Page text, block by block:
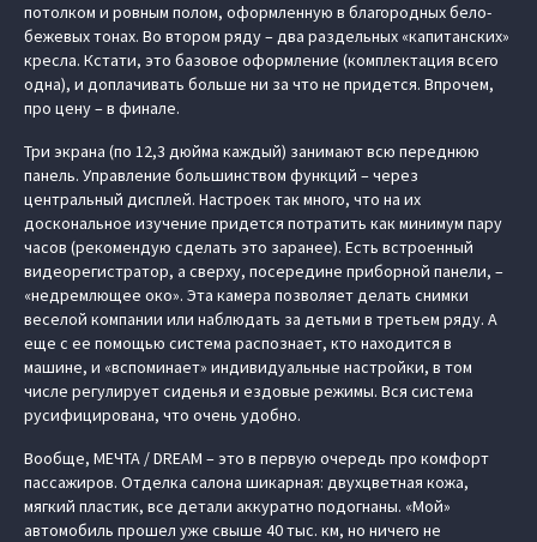
потолком и ровным полом, оформленную в благородных бело-
бежевых тонах. Во втором ряду – два раздельных «капитанских»
кресла. Кстати, это базовое оформление (комплектация всего
одна), и доплачивать больше ни за что не придется. Впрочем,
про цену – в финале.
Три экрана (по 12,3 дюйма каждый) занимают всю переднюю
панель. Управление большинством функций – через
центральный дисплей. Настроек так много, что на их
доскональное изучение придется потратить как минимум пару
часов (рекомендую сделать это заранее). Есть встроенный
видеорегистратор, а сверху, посередине приборной панели, –
«недремлющее око». Эта камера позволяет делать снимки
веселой компании или наблюдать за детьми в третьем ряду. А
еще с ее помощью система распознает, кто находится в
машине, и «‎вспоминает» индивидуальные настройки, в том
числе регулирует сиденья и ездовые режимы. Вся система
русифицирована, что очень удобно.
Вообще, МЕЧТА / DREAM – это в первую очередь про комфорт
пассажиров. Отделка салона шикарная: двухцветная кожа,
мягкий пластик, все детали аккуратно подогнаны. «Мой»
автомобиль прошел уже свыше 40 тыс. км, но ничего не